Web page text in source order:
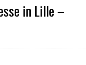
in Lille –